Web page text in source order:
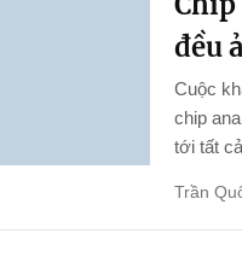
đều
Cuộc
chip
tới tất
Trần